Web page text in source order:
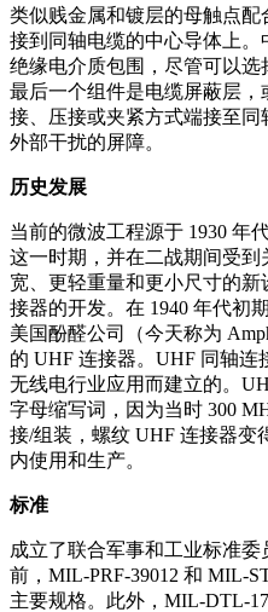
类似贱金属和镀层的母触点
接到同轴电缆的中心导体上
绝缘电介质包围，尽管可以选
最后一个组件是电缆屏蔽层
接、压接或夹紧方式端接至
外部干扰的屏障。
历史发展
当前的微波工程源于 1930 年
这一时期，并在二战期间受到
宽、更轻重量和更小尺寸的
接器的开发。在 1940 年代初
美国酚醛公司（今天称为
的 UHF 连接器。UHF 同轴连
无线电行业应用而建立的。
字母缩写词，因为当时 300
接/组装，螺纹 UHF 连接器变
内使用和生产。
标准
成立了联合军事和工业标准
前，MIL-PRF-39012 和 MIL-
主要规格。此外，MIL-DTL-